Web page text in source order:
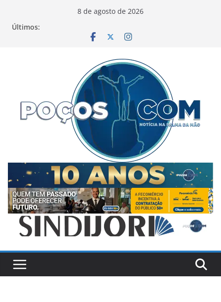
8 de agosto de 2026
Últimos: